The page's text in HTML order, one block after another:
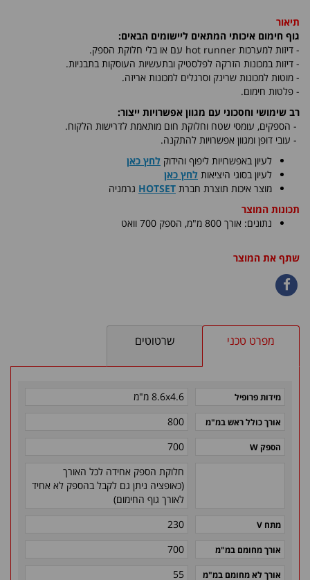
תיאור
גוף חימום איכותי המתאים ליישומים הבאים:
- דיזות למערכות hot runner עם או בלי חלוקת הספק.
- דיזות במכונות הזרקה לפלסטיק ובתעשיות העוסקות בתבניות.
- מוטות למכונות שרינק וסרגלים למכונות אריזה.
- פלטות חימום.
רב שימושי וחסכוני עם מגוון אפשרויות ייצור:
- הספקים, עומסי שטח וחלוקת חום מותאמת לדרישות הלקוח.
- עובי דופן ומגוון אפשרויות להתקנה.
לעיון באפשרויות ליפוף והידוק לחץ כאן
לעיון בסוגי היציאות לחץ כאן
​מוצר איכות תוצרת חברת HOTSET גרמניה
תכונות המוצר
נתונים: אורך 800 מ"מ, הספק 700 וואט
שתף את המוצר
מפרט טכני שרטוטים
מידות פרופיל 8.6x4.6 מ"מ
אורך כולל ראש במ"מ 800
הספק W
700
חלוקת הספק אחידה לכל האורך
(כאופציה ניתן גם לקבל בהספק לא אחיד
לאורך גוף החימום)
מתח V 230
אורך מחומם במ"מ 700
אורך לא מחומם במ"מ 55